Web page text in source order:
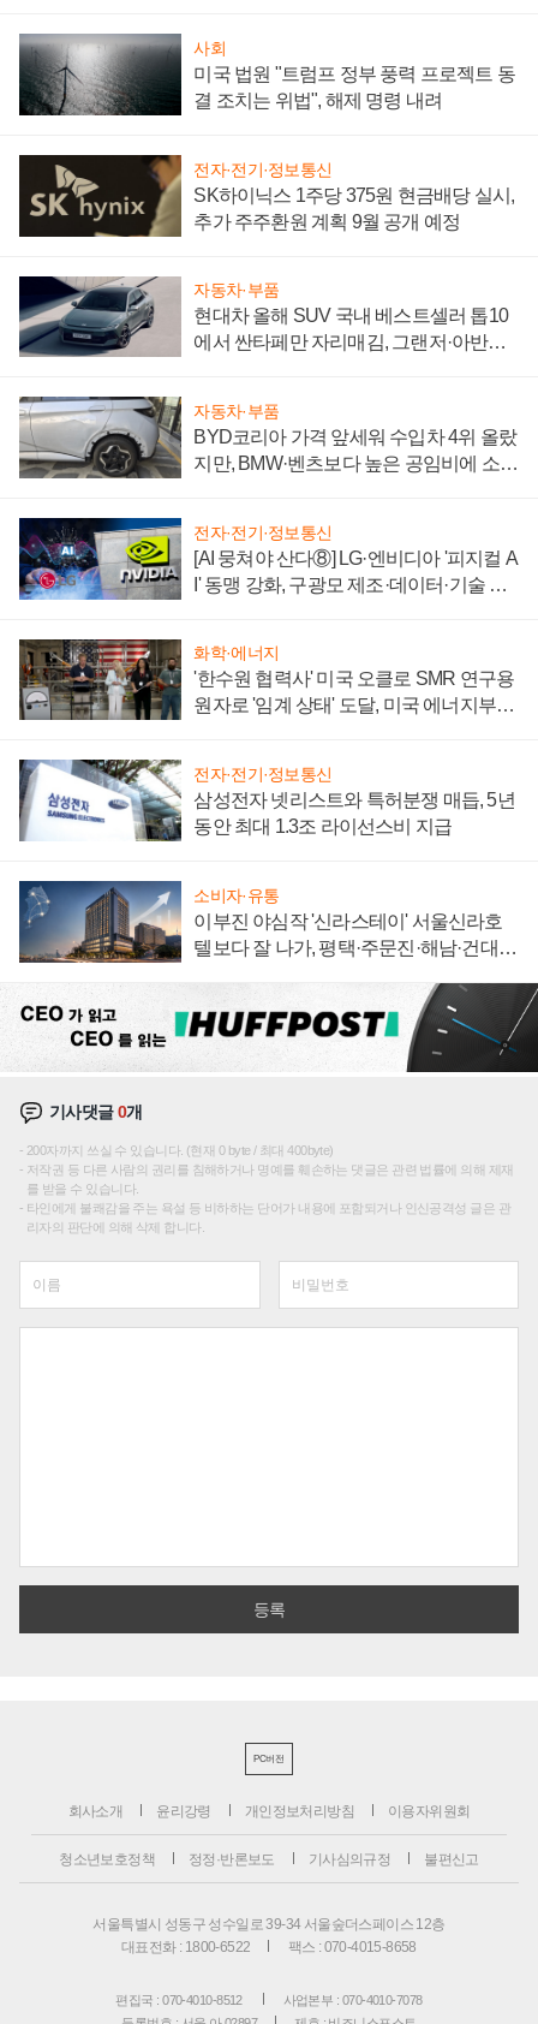
사회
미국 법원 "트럼프 정부 풍력 프로젝트 동
결 조치는 위법", 해제 명령 내려
전자·전기·정보통신
SK하이닉스 1주당 375원 현금배당 실시,
추가 주주환원 계획 9월 공개 예정
자동차·부품
현대차 올해 SUV 국내 베스트셀러 톱10
에서 싼타페만 자리매김, 그랜저·아반떼
자동차·부품
BYD코리아 가격 앞세워 수입차 4위 올랐
지만, BMW·벤츠보다 높은 공임비에 소비
전자·전기·정보통신
[AI 뭉쳐야 산다⑧] LG·엔비디아 '피지컬 A
I' 동맹 강화, 구광모 제조·데이터·기술 결
화학·에너지
'한수원 협력사' 미국 오클로 SMR 연구용
원자로 '임계 상태' 도달, 미국 에너지부
전자·전기·정보통신
삼성전자 넷리스트와 특허분쟁 매듭, 5년
동안 최대 1.3조 라이선스비 지급
소비자·유통
이부진 야심작 '신라스테이' 서울신라호
텔보다 잘 나가, 평택·주문진·해남·건대로
기사댓글0개
200자까지 쓰실 수 있습니다. (현재 0 byte / 최대 400byte)
저작권 등 다른 사람의 권리를 침해하거나 명예를 훼손하는 댓글은 관련 법률에 의해 제재
를 받을 수 있습니다.
타인에게 불쾌감을 주는 욕설 등 비하하는 단어가 내용에 포함되거나 인신공격성 글은 관
리자의 판단에 의해 삭제 합니다.
PC버전
회사소개 윤리강령 개인정보처리방침 이용자위원회
청소년보호정책 정정·반론보도 기사심의규정 불편신고
서울특별시 성동구 성수일로 39-34 서울숲더스페이스 12층
대표전화 : 1800-6522
팩스 : 070-4015-8658
편집국 : 070-4010-8512
사업본부 : 070-4010-7078